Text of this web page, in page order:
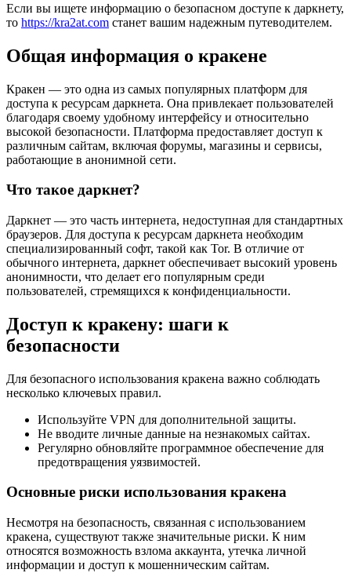
Если вы ищете информацию о безопасном доступе к даркнету,
то https://kra2at.com станет вашим надежным путеводителем.
Общая информация о кракене
Кракен — это одна из самых популярных платформ для
доступа к ресурсам даркнета. Она привлекает пользователей
благодаря своему удобному интерфейсу и относительно
высокой безопасности. Платформа предоставляет доступ к
различным сайтам, включая форумы, магазины и сервисы,
работающие в анонимной сети.
Что такое даркнет?
Даркнет — это часть интернета, недоступная для стандартных
браузеров. Для доступа к ресурсам даркнета необходим
специализированный софт, такой как Tor. В отличие от
обычного интернета, даркнет обеспечивает высокий уровень
анонимности, что делает его популярным среди
пользователей, стремящихся к конфиденциальности.
Доступ к кракену: шаги к
безопасности
Для безопасного использования кракена важно соблюдать
несколько ключевых правил.
Используйте VPN для дополнительной защиты.
Не вводите личные данные на незнакомых сайтах.
Регулярно обновляйте программное обеспечение для
предотвращения уязвимостей.
Основные риски использования кракена
Несмотря на безопасность, связанная с использованием
кракена, существуют также значительные риски. К ним
относятся возможность взлома аккаунта, утечка личной
информации и доступ к мошенническим сайтам.